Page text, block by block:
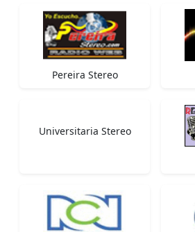
Pereira Stereo
Universitaria Stereo